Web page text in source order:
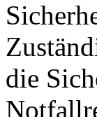
die